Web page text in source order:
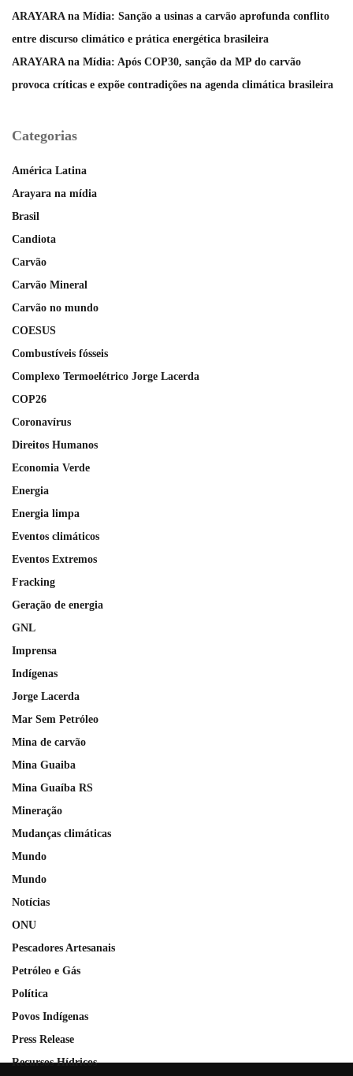
ARAYARA na Mídia: Sanção a usinas a carvão aprofunda conflito
entre discurso climático e prática energética brasileira
ARAYARA na Mídia: Após COP30, sanção da MP do carvão
provoca críticas e expõe contradições na agenda climática brasileira
Categorias
América Latina
Arayara na mídia
Brasil
Candiota
Carvão
Carvão Mineral
Carvão no mundo
COESUS
Combustíveis fósseis
Complexo Termoelétrico Jorge Lacerda
COP26
Coronavírus
Direitos Humanos
Economia Verde
Energia
Energia limpa
Eventos climáticos
Eventos Extremos
Fracking
Geração de energia
GNL
Imprensa
Indígenas
Jorge Lacerda
Mar Sem Petróleo
Mina de carvão
Mina Guaiba
Mina Guaíba RS
Mineração
Mudanças climáticas
Mundo
Mundo
Notícias
ONU
Pescadores Artesanais
Petróleo e Gás
Política
Povos Indígenas
Press Release
Recursos Hídricos